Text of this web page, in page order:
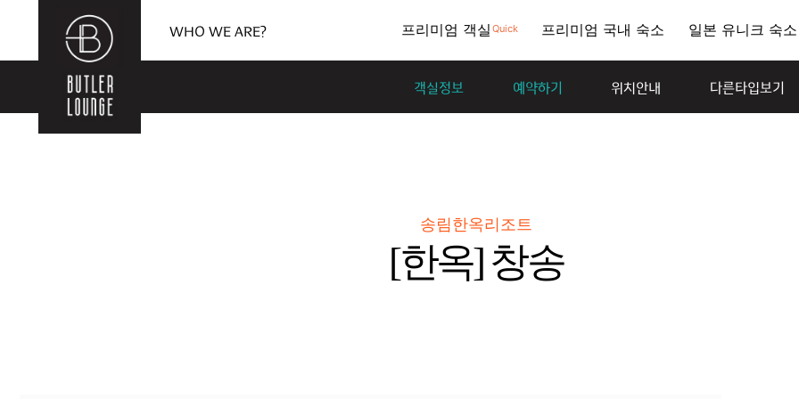
WHO WE ARE? 프리미엄 객실 Quick 프리미엄 국내 숙소 일본 유니크 숙소
객실정보 예약하기 위치안내 다른타입보기
송림한옥리조트
[한옥] 창송